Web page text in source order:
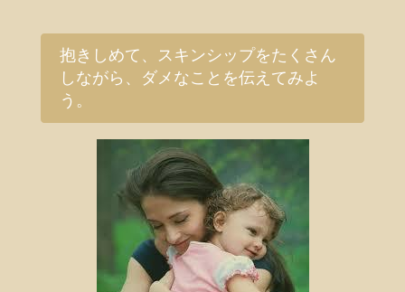
抱きしめて、スキンシップをたくさん
しながら、ダメなことを伝えてみよ
う。